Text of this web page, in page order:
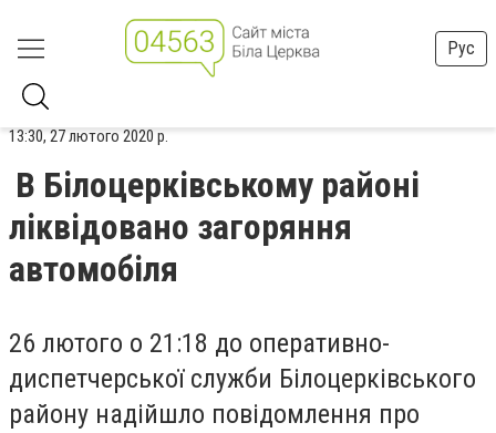
Рус
13:30, 27 лютого 2020 р.
В Білоцерківському районі
ліквідовано загоряння
автомобіля
26 лютого о 21:18 до оперативно-
диспетчерської служби Білоцерківського
району надійшло повідомлення про